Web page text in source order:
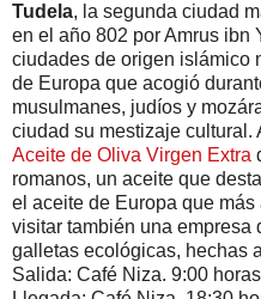
Tudela, la segunda ciudad
en el año 802 por Amrus ibn
ciudades de origen islámico
de Europa que acogió
musulmanes, judíos y
ciudad su mestizaje cultural.
Aceite de Oliva Virgen Extra
romanos, un aceite que
el aceite de Europa que
visitar también una empresa
galletas ecológicas, hechas
Salida: Café Niza. 9:00 horas